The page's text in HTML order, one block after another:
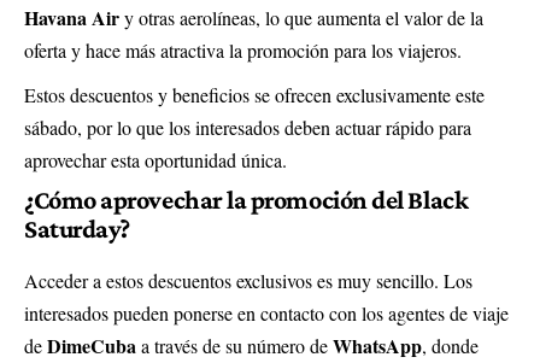
Havana Airy otras aerolíneas, lo que aumenta el valor de la
oferta y hace más atractiva la promoción para los viajeros.
Estos descuentos y beneficios se ofrecen exclusivamente este
sábado, por lo que los interesados deben actuar rápido para
aprovechar esta oportunidad única.
¿Cómo aprovechar la promoción del Black
Saturday?
Acceder a estos descuentos exclusivos es muy sencillo. Los
interesados pueden ponerse en contacto con los agentes de viaje
deDimeCubaa través de su número deWhatsApp, donde